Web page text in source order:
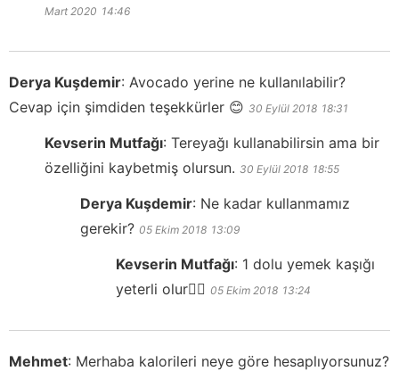
Mart 2020 14:46
Derya Kuşdemir: Avocado yerine ne kullanılabilir?
Cevap için şimdiden teşekkürler 😊 30 Eylül 2018 18:31
Kevserin Mutfağı: Tereyağı kullanabilirsin ama bir
özelliğini kaybetmiş olursun. 30 Eylül 2018 18:55
Derya Kuşdemir: Ne kadar kullanmamız
gerekir? 05 Ekim 2018 13:09
Kevserin Mutfağı: 1 dolu yemek kaşığı
yeterli olur👍🏻 05 Ekim 2018 13:24
Mehmet: Merhaba kalorileri neye göre hesaplıyorsunuz?